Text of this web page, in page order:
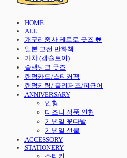
HOME
ALL
개구리중사 케로로 굿즈 🐸
일본 고전 만화책
가챠 (캡슐토이)
슬램덩크 굿즈
랜덤카드/스티커팩
랜덤키링/ 플리퍼즈/피규어
ANNIVERSARY
인형
디즈니 정품 인형
기념일 꽃다발
기념일 선물
ACCESSORY
STATIONERY
스티커